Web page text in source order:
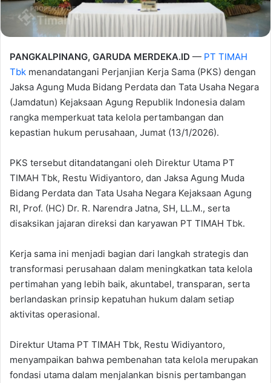
PANGKALPINANG, GARUDA MERDEKA.ID — PT TIMAH
Tbk menandatangani Perjanjian Kerja Sama (PKS) dengan
Jaksa Agung Muda Bidang Perdata dan Tata Usaha Negara
(Jamdatun) Kejaksaan Agung Republik Indonesia dalam
rangka memperkuat tata kelola pertambangan dan
kepastian hukum perusahaan, Jumat (13/1/2026).
PKS tersebut ditandatangani oleh Direktur Utama PT
TIMAH Tbk, Restu Widiyantoro, dan Jaksa Agung Muda
Bidang Perdata dan Tata Usaha Negara Kejaksaan Agung
RI, Prof. (HC) Dr. R. Narendra Jatna, SH, LL.M., serta
disaksikan jajaran direksi dan karyawan PT TIMAH Tbk.
Kerja sama ini menjadi bagian dari langkah strategis dan
transformasi perusahaan dalam meningkatkan tata kelola
pertimahan yang lebih baik, akuntabel, transparan, serta
berlandaskan prinsip kepatuhan hukum dalam setiap
aktivitas operasional.
Direktur Utama PT TIMAH Tbk, Restu Widiyantoro,
menyampaikan bahwa pembenahan tata kelola merupakan
fondasi utama dalam menjalankan bisnis pertambangan